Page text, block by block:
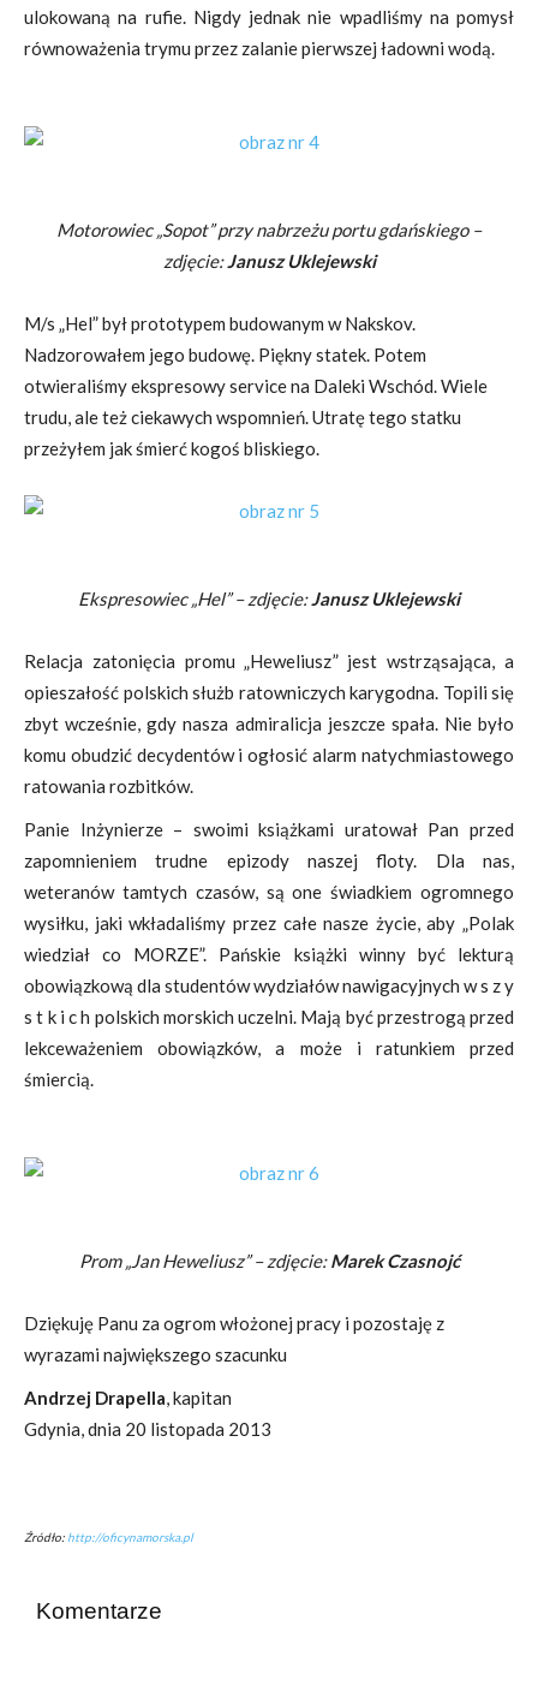
ulokowaną na rufie. Nigdy jednak nie wpadliśmy na pomysł
równoważenia trymu przez zalanie pierwszej ładowni wodą.
Motorowiec „Sopot” przy nabrzeżu portu gdańskiego –
zdjęcie:JanuszUklejewski
M/s „Hel” był prototypem budowanym w Nakskov.
Nadzorowałem jego budowę. Piękny statek. Potem
otwieraliśmy ekspresowy service na Daleki Wschód. Wiele
trudu, ale też ciekawych wspomnień. Utratę tego statku
przeżyłem jak śmierć kogoś bliskiego.
Ekspresowiec „Hel” – zdjęcie:Janusz Uklejewski
Relacja zatonięcia promu „Heweliusz” jest wstrząsająca, a
opieszałość polskich służb ratowniczych karygodna. Topili się
zbyt wcześnie, gdy nasza admiralicja jeszcze spała. Nie było
komu obudzić decydentów i ogłosić alarm natychmiastowego
ratowania rozbitków.
Panie Inżynierze – swoimi książkami uratował Pan przed
zapomnieniem trudne epizody naszej floty. Dla nas,
weteranów tamtych czasów, są one świadkiem ogromnego
wysiłku, jaki wkładaliśmy przez całe nasze życie, aby „Polak
wiedział co MORZE”. Pańskie książki winny być lekturą
obowiązkową dla studentów wydziałów nawigacyjnych w s z y
s t k i c h polskich morskich uczelni. Mają być przestrogą przed
lekceważeniem obowiązków, a może i ratunkiem przed
śmiercią.
Prom „Jan Heweliusz” – zdjęcie:Marek Czasnojć
Dziękuję Panu za ogrom włożonej pracy i pozostaję z
wyrazami największego szacunku
Andrzej Drapella, kapitan
Gdynia, dnia 20 listopada 2013
Źródło: http://oficynamorska.pl
Komentarze